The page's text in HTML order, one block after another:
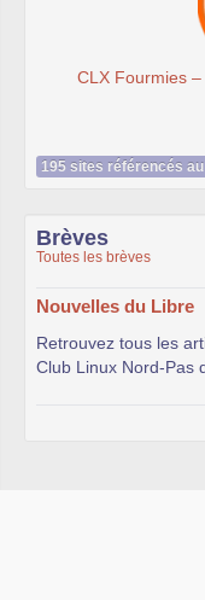
CLX Fourmies
195 sites référencés au
Brèves
Toutes les brèves
Nouvelles du Libre
Retrouvez tous les
Club Linux Nord-Pas